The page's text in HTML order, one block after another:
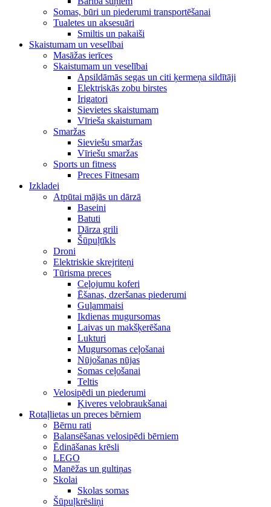
Somas, būri un piederumi transportēšanai
Tualetes un aksesuāri
Smiltis un pakaiši
Skaistumam un veselībai
Masāžas ierīces
Skaistumam un veselībai
Apsildāmās segas un citi ķermeņa sildītāji
Elektriskās zobu birstes
Irigatori
Sievietes skaistumam
Vīrieša skaistumam
Smaržas
Sieviešu smaržas
Vīriešu smaržas
Sports un fitness
Preces Fitnesam
Izkladei
Atpūtai mājās un dārzā
Baseini
Batuti
Dārza grili
Šūpuļtīkls
Droni
Elektriskie skrejriteņi
Tūrisma preces
Ceļojumu koferi
Ēšanas, dzeršanas piederumi
Guļammaisi
Ikdienas mugursomas
Laivas un makšķerēšana
Lukturi
Mugursomas ceļošanai
Nūjošanas nūjas
Somas ceļošanai
Teltis
Velosipēdi un piederumi
Ķiveres velobraukšanai
Rotaļlietas un preces bērniem
Bērnu rati
Balansēšanas velosipēdi bērniem
Ēdināšanas krēsli
LEGO
Manēžas un gultiņas
Skolai
Skolas somas
Šūpuļkrēsliņi